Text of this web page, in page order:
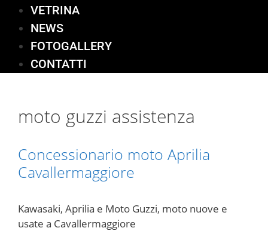
VETRINA
NEWS
FOTOGALLERY
CONTATTI
moto guzzi assistenza
Concessionario moto Aprilia
Cavallermaggiore
Kawasaki, Aprilia e Moto Guzzi, moto nuove e
usate a Cavallermaggiore